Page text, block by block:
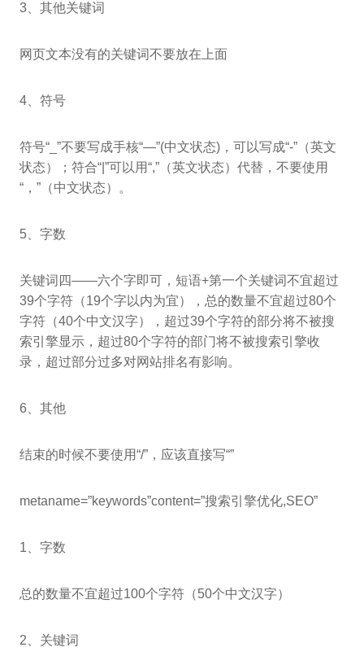
3、其他关键词
网页文本没有的关键词不要放在上面
4、符号
符号“_”不要写成手核“—”(中文状态)，可以写成“-”（英文
状态）；符合“|”可以用“,”（英文状态）代替，不要使用
“，”（中文状态）。
5、字数
关键词四——六个字即可，短语+第一个关键词不宜超过
39个字符（19个字以内为宜），总的数量不宜超过80个
字符（40个中文汉字），超过39个字符的部分将不被搜
索引擎显示，超过80个字符的部门将不被搜索引擎收
录，超过部分过多对网站排名有影响。
6、其他
结束的时候不要使用“/”，应该直接写“”
metaname=”keywords”content=”搜索引擎优化,SEO”
1、字数
总的数量不宜超过100个字符（50个中文汉字）
2、关键词